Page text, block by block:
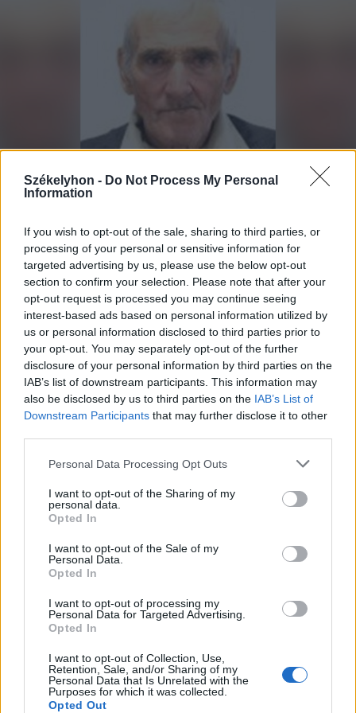
Székelyhon - Do Not Process My Personal
Information
If you wish to opt-out of the sale, sharing to third parties, or
processing of your personal or sensitive information for
targeted advertising by us, please use the below opt-out
section to confirm your selection. Please note that after your
opt-out request is processed you may continue seeing
interest-based ads based on personal information utilized by
us or personal information disclosed to third parties prior to
your opt-out. You may separately opt-out of the further
disclosure of your personal information by third parties on the
IAB’s list of downstream participants. This information may
also be disclosed by us to third parties on the IAB’s List of
Downstream Participants that may further disclose it to other
Personal Data Processing Opt Outs
I want to opt-out of the Sharing of my
personal data.
Opted In
I want to opt-out of the Sale of my
Personal Data.
Opted In
I want to opt-out of processing my
Personal Data for Targeted Advertising.
Opted In
I want to opt-out of Collection, Use,
Retention, Sale, and/or Sharing of my
Personal Data that Is Unrelated with the
Purposes for which it was collected.
Opted Out
2023. október 13., péntek
Egy hete nem látták az idős
csíkszentléleki férfit, már a
rendőrség is keresi
2023. október 13., péntek
300 százalékos kamattal is
„dolgoztak” az uzsorások,
lecsaptak rájuk a hatóságok